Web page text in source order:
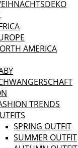
AMERICA
TRENDS
SPRING OUTFIT
SUMMER OUTFIT